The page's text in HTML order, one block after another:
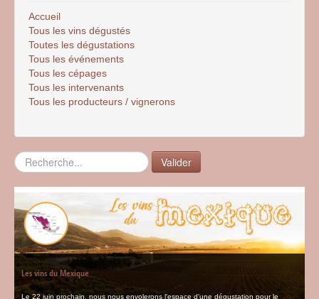
Accueil
Tous les vins dégustés
Toutes les dégustations
Tous les événements
Tous les cépages
Tous les intervenants
Tous les producteurs / vignerons
Rechercher Valider
Les vins du Mexique
Le 22 juin prochain, nous nous envolerons l'espace d'une dégustation pour le